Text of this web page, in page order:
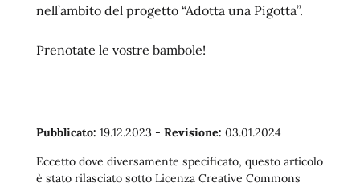
nell’ambito del progetto “Adotta una Pigotta”.
Prenotate le vostre bambole!
Pubblicato: 19.12.2023 - Revisione: 03.01.2024
Eccetto dove diversamente specificato, questo articolo
è stato rilasciato sotto Licenza Creative Commons